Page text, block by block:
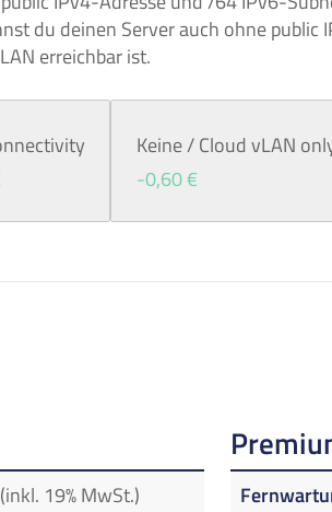
du deinen Server auch ohne public
erreichbar ist.
Keine / Cloud vLAN
-0,60 €
19% MwSt.)